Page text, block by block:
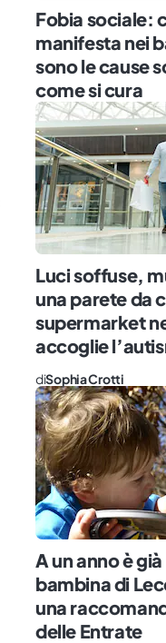
Fobia sociale:
manifesta nei
sono le cause
come si cura
Luci soffuse,
una parete da
supermarket
accoglie
diSophia Crotti
A un anno è
bambina di
una
delle Entrate